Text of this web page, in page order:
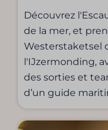
Découvrez
de la mer, et
Westerstaketsel
l'IJzermonding,
des sorties et
d’un guide